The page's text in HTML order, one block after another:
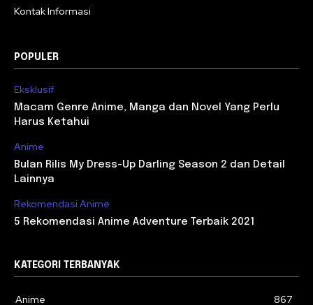
Kontak Informasi
POPULER
Eksklusif
Macam Genre Anime, Manga dan Novel Yang Perlu
Harus Ketahui
Anime
Bulan Rilis My Dress-Up Darling Season 2 dan Detail
Lainnya
Rekomendasi Anime
5 Rekomendasi Anime Adventure Terbaik 2021
KATEGORI TERBANYAK
Anime 867